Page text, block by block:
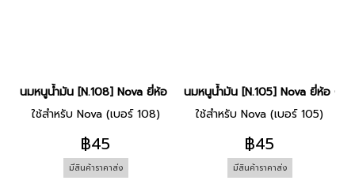
นมหนูน้ำมัน [N.108] Nova ยี่ห้อ CCD
ใช้สำหรับ Nova (เบอร์ 108)
฿45
มีสินค้าราคาส่ง
นมหนูน้ำมัน [N.105] Nova ยี่ห้อ
ใช้สำหรับ Nova (เบอร์ 105)
฿45
มีสินค้าราคาส่ง